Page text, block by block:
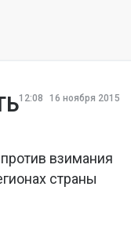
12:08 16 ноября 2015
взимания
страны